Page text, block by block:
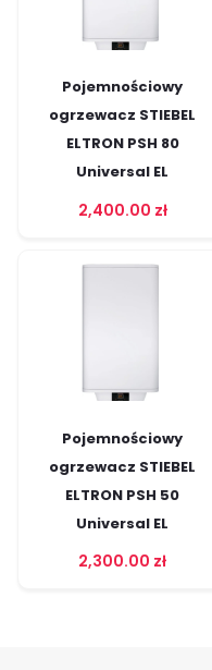
Pojemnościowy
ogrzewacz STIEBEL
ELTRON PSH 80
Universal EL
2,400.00 zł
Pojemnościowy
ogrzewacz STIEBEL
ELTRON PSH 50
Universal EL
2,300.00 zł